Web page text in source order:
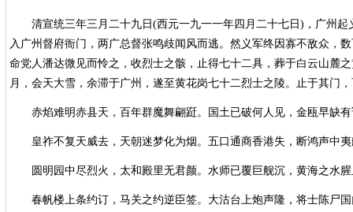
清宣统三年三月二十九日(西元一九一一年四月二十七日)，广州起
入广州督府衙门，两广总督张鸣歧闻风而逃。然义军终因寡不敌众，
命党人潘达微见而怜之，收烈士之骸，止得七十二具，葬于白云山麓
月，会天大雪，余滞于广州，遂至黄花岗七十二烈士之陵。止于其门
赤焰难明赤县天，百年群魔舞翩跹。国土已破何人见，金瓯早缺有
皇祚不复天威去，天朝迷梦化为烟。五口通商香港失，断鸿声中夷
圆明园中尽烈火，太和殿里无君颜。水师已覆巨舰沉，黄海之水腥
春帆楼上条约订，马关之约逆臣签。大沽台上炮声隆，将士陈尸国